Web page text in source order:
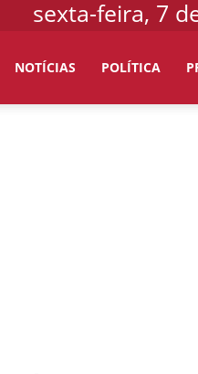
sexta-feira, 7
NOTÍCIAS POLÍTICA